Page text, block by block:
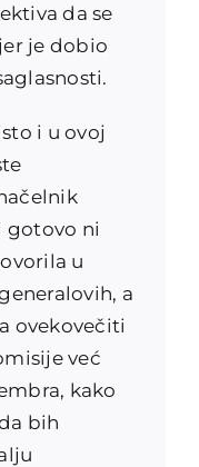
da se
je dobio
sti.
i u ovoj
gotovo ni
u
a
ovekovečiti
već
kako
bih